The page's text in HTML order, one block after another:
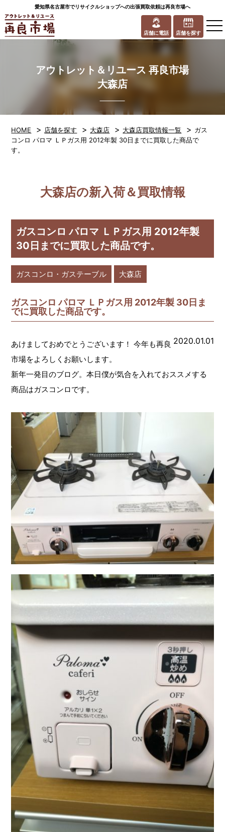
愛知県名古屋市でリサイクルショップへの出張買取依頼は再良市場へ
店舗に電話 店舗を探す
アウトレット＆リユース 再良市場
大森店
HOME > 店舗を探す > 大森店 > 大森店買取情報一覧 > ガス
コンロ パロマ ＬＰガス用 2012年製 30日までに買取した商品で
す。
大森店の新入荷＆買取情報
ガスコンロ パロマ ＬＰガス用 2012年製
30日までに買取した商品です。
ガスコンロ・ガステーブル 大森店
ガスコンロ パロマ ＬＰガス用 2012年製 30日ま
でに買取した商品です。
2020.01.01
あけましておめでとうございます！ 今年も再良
市場をよろしくお願いします。
新年一発目のブログ。本日僕が気合を入れておススメする
商品はガスコンロです。